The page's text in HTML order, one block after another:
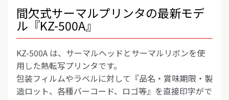
間欠式サーマルプリンタの最新モデ
ル『KZ-500A』
KZ-500A は、サーマルヘッドとサーマルリボンを使
用した熱転写プリンタです。
包装フィルムやラベルに対して『品名・賞味期限・製
造ロット、各種バーコード、ロゴ等』を直接印字がで